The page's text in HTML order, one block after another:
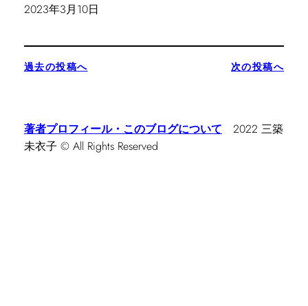
日付
2023年3月10日
過去の投稿へ 次の投稿へ
著者プロフィール・このブログについて 2022 三築
未衣子 © All Rights Reserved